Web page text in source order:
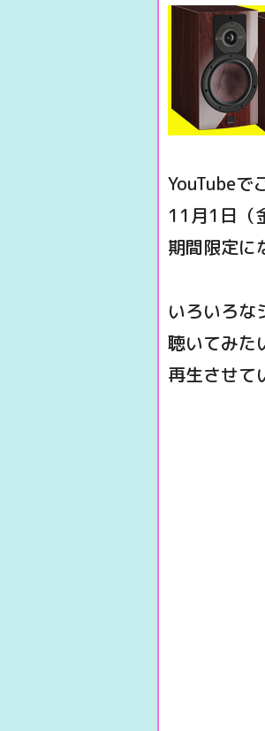
YouTubeで
11月1日（
期間限定に
いろいろな
聴いてみた
再生させて